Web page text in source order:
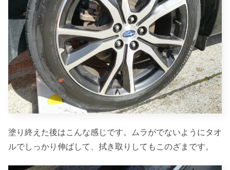
塗り終えた後はこんな感じです。ムラがでないようにタオ
ルでしっかり伸ばして、拭き取りしてもこのざまです。